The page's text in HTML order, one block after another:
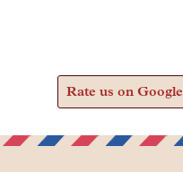
Rate us on Google